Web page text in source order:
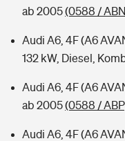
ab 2005(0588 /
Audi A6, 4F (A6
132 kW, Diesel,
Audi A6, 4F (A6
ab 2005(0588 /
Audi A6, 4F (A6